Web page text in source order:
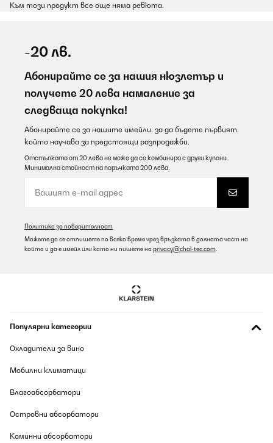
Към този продукт все още няма ревюта.
-20 лв.
Абонирайте се за нашия нюзлетър и
получете 20 лева намаление за
следваща покупка!
Абонирайте се за нашите имейли, за да бъдете първият,
който научава за предстоящи разпродажби.
Отстъпката от 20 лева не може да се комбинира с други купони.
Минимална стойност на поръчката 200 лева.
Политика за поверителност
Можете да се отпишете по всяко време чрез връзката в долната част на
който и да е имейл или като ни пишете на privacy@chal-tec.com
Популярни категории
Охладители за вино
Мобилни климатици
Влагоабсорбатори
Островни абсорбатори
Коминни абсорбатори